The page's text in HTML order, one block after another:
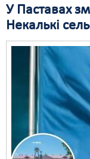
У Паставах
Некалькі
Рознае
Свабода слова
Свабода сумленьня
Сьмяротнае
Экалёгія